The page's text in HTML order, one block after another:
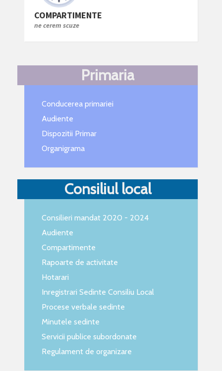
COMPARTIMENTE
ne cerem scuze
Primaria
Conducerea primariei
Audiente
Dispozitii Primar
Organigrama
Consiliul local
Consilieri mandat 2020 - 2024
Audiente
Compartimente
Rapoarte de activitate
Hotarari
Inregistrari Sedinte Consiliu Local
Procese verbale sedinte
Minutele sedinte
Servicii publice subordonate
Regulament de organizare